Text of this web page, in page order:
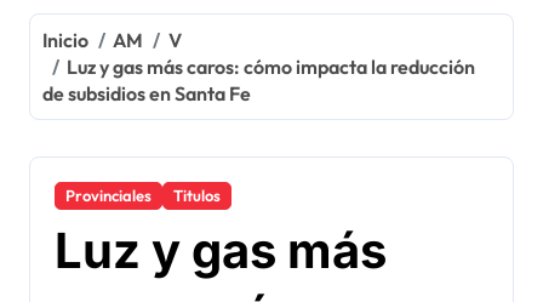
Inicio AM
V
Luz y gas más caros: cómo impacta la reducción
de subsidios en Santa Fe
Provinciales Titulos
Luz y gas más